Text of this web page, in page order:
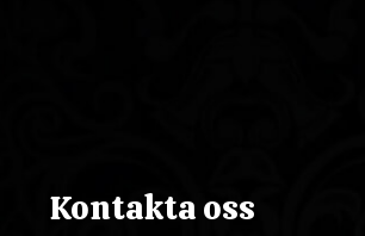
s
Kontakta oss